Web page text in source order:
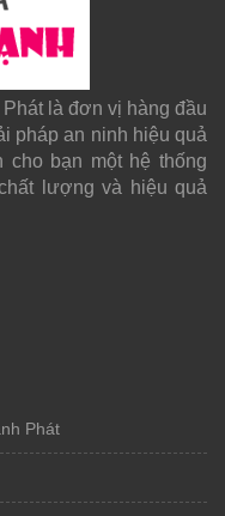
Phát là đơn vị hàng đầu
pháp an ninh hiệu quả
bạn một hệ thống
lượng và hiệu quả
Phát